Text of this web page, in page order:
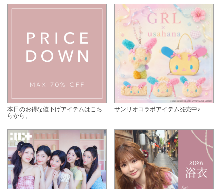
本日のお得な値下げアイテムはこち
らから。
サンリオコラボアイテム発売中♪